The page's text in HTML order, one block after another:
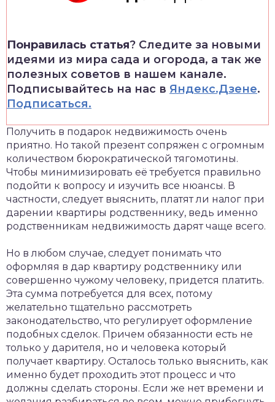
Понравилась статья? Следите за новыми
идеями из мира сада и огорода, а так же
полезных советов в нашем канале.
Подписывайтесь на нас в Яндекс.Дзене.
Подписаться.
Получить в подарок недвижимость очень
приятно. Но такой презент сопряжен с огромным
количеством бюрократической тягомотины.
Чтобы минимизировать её требуется правильно
подойти к вопросу и изучить все нюансы. В
частности, следует выяснить, платят ли налог при
дарении квартиры родственнику, ведь именно
родственникам недвижимость дарят чаще всего.
Но в любом случае, следует понимать что
оформляя в дар квартиру родственнику или
совершенно чужому человеку, придется платить.
Эта сумма потребуется для всех, потому
желательно тщательно рассмотреть
законодательство, что регулирует оформление
подобных сделок. Причем обязанности есть не
только у дарителя, но и человека который
получает квартиру. Осталось только выяснить, как
именно будет проходить этот процесс и что
должны сделать стороны. Если же нет времени и